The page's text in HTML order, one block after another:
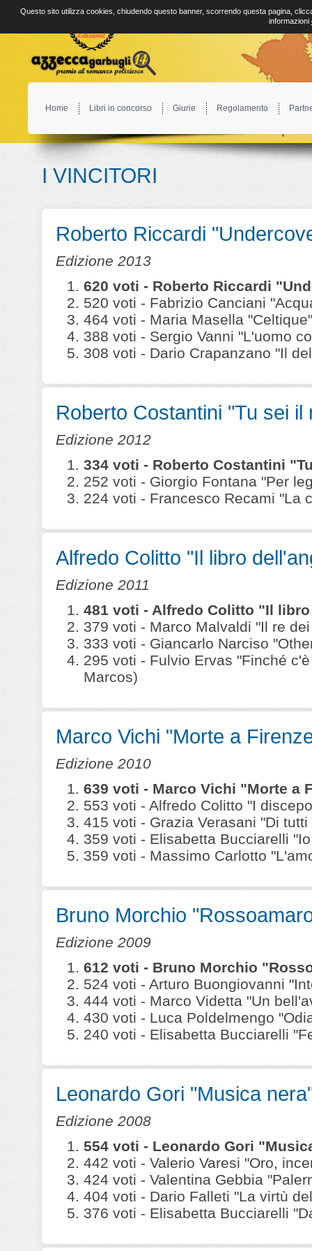
Home Libri in concorso Giurie Regolamento
I VINCITORI
Roberto Riccardi
Edizione 2013
620 voti - Roberto Riccardi
520 voti - Fabrizio Canciani
464 voti - Maria Masella
388 voti - Sergio Vanni "L'uomo
308 voti - Dario Crapanzano "Il
Roberto Costantini "Tu sei il
Edizione 2012
334 voti - Roberto Costantini
252 voti - Giorgio Fontana "Per
224 voti - Francesco Recami "La
Alfredo Colitto "Il libro
Edizione 2011
481 voti - Alfredo Colitto "Il
379 voti - Marco Malvaldi "Il re
333 voti - Giancarlo Narciso
295 voti - Fulvio Ervas "Finché
Marcos)
Marco Vichi "Morte a
Edizione 2010
639 voti - Marco Vichi "Morte a
553 voti - Alfredo Colitto "I
415 voti - Grazia Verasani "Di
359 voti - Elisabetta Bucciarelli
359 voti - Massimo Carlotto
Bruno Morchio
Edizione 2009
612 voti - Bruno Morchio
524 voti - Arturo Buongiovanni
444 voti - Marco Videtta "Un
430 voti - Luca Poldelmengo
240 voti - Elisabetta Bucciarelli
Leonardo Gori "Musica
Edizione 2008
554 voti - Leonardo Gori
442 voti - Valerio Varesi "Oro,
424 voti - Valentina Gebbia
404 voti - Dario Falleti "La virtù
376 voti - Elisabetta Bucciarelli
Questo sito utilizza cookies, chiudendo questo banner, scorrendo questa pagina,
informazioni